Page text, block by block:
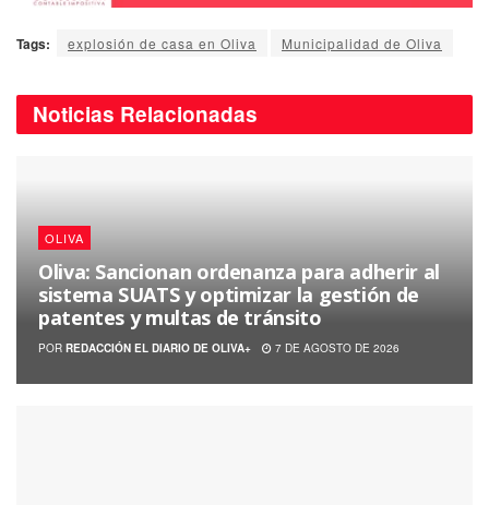
Tags: explosión de casa en Oliva Municipalidad de Oliva
Noticias Relacionadas
OLIVA
Oliva: Sancionan ordenanza para adherir al
sistema SUATS y optimizar la gestión de
patentes y multas de tránsito
POR REDACCIÓN EL DIARIO DE OLIVA+ 7 DE AGOSTO DE 2026